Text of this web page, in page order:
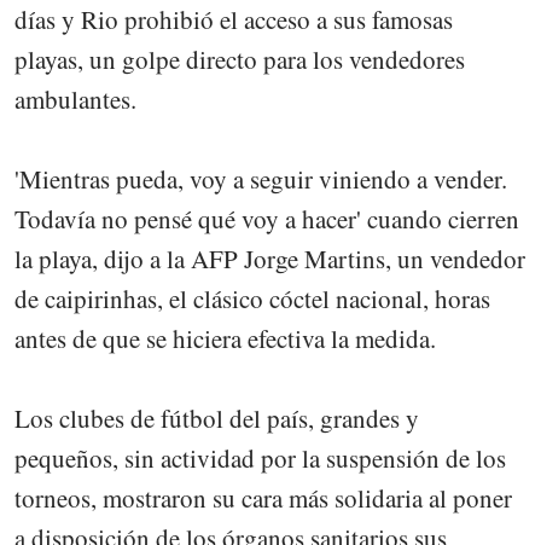
días y Rio prohibió el acceso a sus famosas
playas, un golpe directo para los vendedores
ambulantes.
'Mientras pueda, voy a seguir viniendo a vender.
Todavía no pensé qué voy a hacer' cuando cierren
la playa, dijo a la AFP Jorge Martins, un vendedor
de caipirinhas, el clásico cóctel nacional, horas
antes de que se hiciera efectiva la medida.
Los clubes de fútbol del país, grandes y
pequeños, sin actividad por la suspensión de los
torneos, mostraron su cara más solidaria al poner
a disposición de los órganos sanitarios sus